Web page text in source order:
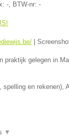
-, BTW-nr: -
praktijk gelegen in
spelling en rekenen),
▼